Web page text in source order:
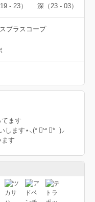
- 23） 深（23 - 03）
スプラスコープ
ます
いします⋆⸜(* ॑꒳ ॑* )⸝
す